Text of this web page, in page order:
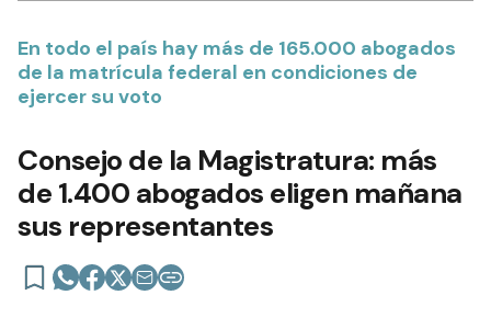
En todo el país hay más de 165.000 abogados
de la matrícula federal en condiciones de
ejercer su voto
Consejo de la Magistratura: más
de 1.400 abogados eligen mañana
sus representantes